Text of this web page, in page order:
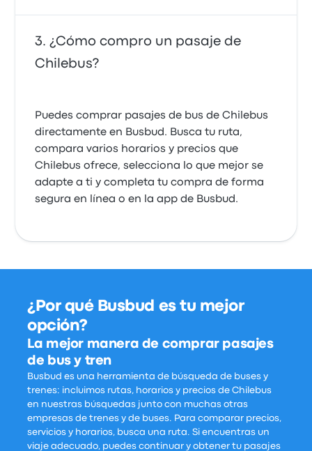
¿Cómo compro un pasaje de
Chilebus?
Puedes comprar pasajes de bus de Chilebus
directamente en Busbud. Busca tu ruta,
compara varios horarios y precios que
Chilebus ofrece, selecciona lo que mejor se
adapte a ti y completa tu compra de forma
segura en línea o en la app de Busbud.
¿Por qué Busbud es tu mejor
opción?
La mejor manera de comprar pasajes
de bus y tren
Busbud es una herramienta de búsqueda de buses y
trenes: incluimos rutas, horarios y precios de Chilebus
en nuestras búsquedas junto con muchas otras
empresas de trenes y de buses. Para comparar precios,
servicios y horarios, busca una ruta. Si encuentras un
viaje adecuado, puedes continuar y obtener tu pasajes